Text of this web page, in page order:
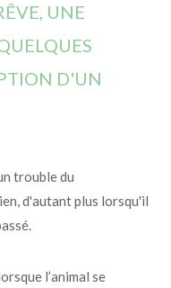
UNE
D'UN
trouble du
d'autant plus lorsqu'il
l’animal se